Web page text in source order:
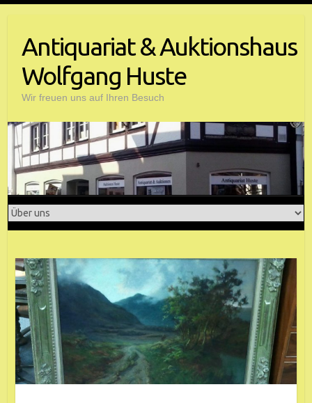
Antiquariat & Auktionshaus
Wolfgang Huste
Wir freuen uns auf Ihren Besuch